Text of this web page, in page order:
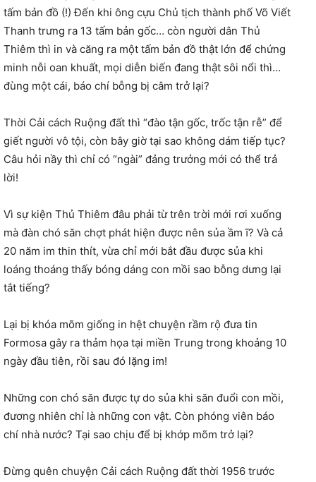
tấm bản đồ (!) Đến khi ông cựu Chủ tịch thành phố Võ Viết
Thanh trưng ra 13 tấm bản gốc… còn người dân Thủ
Thiêm thì in và căng ra một tấm bản đồ thật lớn để chứng
minh nỗi oan khuất, mọi diễn biến đang thật sôi nổi thì…
đùng một cái, báo chí bỗng bị câm trở lại?
Thời Cải cách Ruộng đất thì “đào tận gốc, trốc tận rễ” để
giết người vô tội, còn bây giờ tại sao không dám tiếp tục?
Câu hỏi nầy thì chỉ có “ngài” đảng trưởng mới có thể trả
lời!
Vì sự kiện Thủ Thiêm đâu phải từ trên trời mới rơi xuống
mà đàn chó săn chợt phát hiện được nên sủa ầm ĩ? Và cả
20 năm im thin thít, vừa chỉ mới bắt đầu được sủa khi
loáng thoáng thấy bóng dáng con mồi sao bỗng dưng lại
tắt tiếng?
Lại bị khóa mõm giống in hệt chuyện rầm rộ đưa tin
Formosa gây ra thảm họa tại miền Trung trong khoảng 10
ngày đầu tiên, rồi sau đó lặng im!
Những con chó săn được tự do sủa khi săn đuổi con mồi,
đương nhiên chỉ là những con vật. Còn phóng viên báo
chí nhà nước? Tại sao chịu để bị khớp mõm trở lại?
Đừng quên chuyện Cải cách Ruộng đất thời 1956 trước